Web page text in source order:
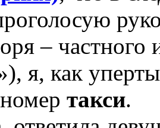
– частного
я, как
такси.